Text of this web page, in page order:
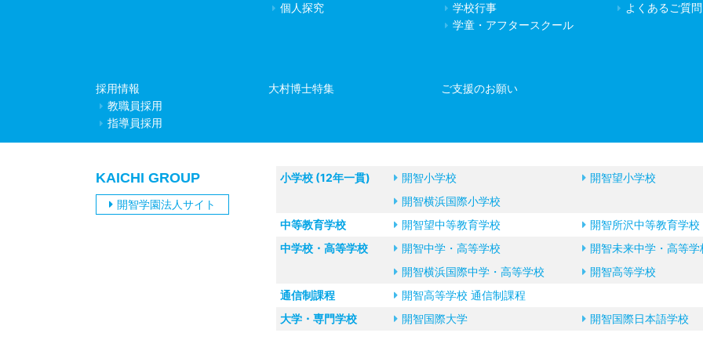
個人探究
学校行事
学童・アフタースクール
よくあるご質問
採用情報
教職員採用
指導員採用
大村博士特集 ご支援のお願い
KAICHI GROUP
開智学園法人サイト
小学校 (12年一貫) 開智小学校
開智望小学校
開智横浜国際小学校
中等教育学校
開智望中等教育学校
開智所沢中等教育学校
中学校・高等学校
開智中学・高等学校
開智未来中学・高等学
開智横浜国際中学・高等学校
開智高等学校
通信制課程
開智高等学校 通信制課程
大学・専門学校
開智国際大学 開智国際日本語学校